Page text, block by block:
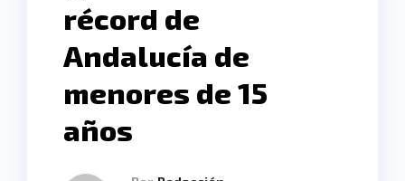
récord de
Andalucía de
menores de 15
años